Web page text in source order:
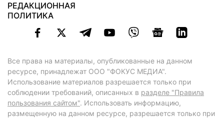
РЕДАКЦИОННАЯ
ПОЛИТИКА
Все права на материалы, опубликованные на данном
ресурсе, принадлежат ООО "ФОКУС МЕДИА".
Использование материалов разрешается только при
соблюдении требований, описанных в разделе "Правила
пользования сайтом". Использовать информацию,
размещенную на данном ресурсе, разрешается только при